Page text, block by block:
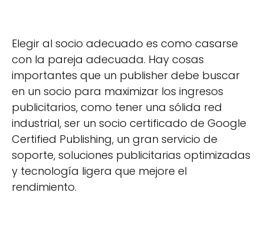
Elegir al socio adecuado es como casarse
con la pareja adecuada. Hay cosas
importantes que un publisher debe buscar
en un socio para maximizar los ingresos
publicitarios, como tener una sólida red
industrial, ser un socio certificado de Google
Certified Publishing, un gran servicio de
soporte, soluciones publicitarias optimizadas
y tecnología ligera que mejore el
rendimiento.